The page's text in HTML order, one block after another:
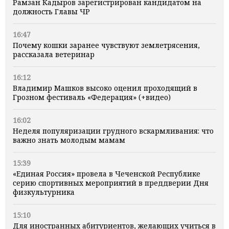
Рамзан Кадыров зарегистрирован кандидатом на
должность Главы ЧР
16:47
Почему кошки заранее чувствуют землетрясения,
рассказала ветеринар
16:12
Владимир Машков высоко оценил проходящий в
Грозном фестиваль «Федерация» (+видео)
16:02
Неделя популяризации грудного вскармливания: что
важно знать молодым мамам
15:39
«Единая Россия» провела в Чеченской Республике
серию спортивных мероприятий в преддверии Дня
физкультурника
15:10
Для иностранных абитуриентов, желающих учиться в